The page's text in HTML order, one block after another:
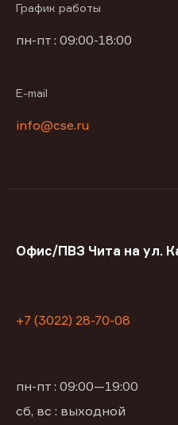
График работы
пн-пт : 09:00-18:00
E-mail
info@cse.ru
Офис/ПВЗ Чита на ул.
+7 (3022) 28-70-08
пн-пт : 09:00—19:00
сб, вс : выходной